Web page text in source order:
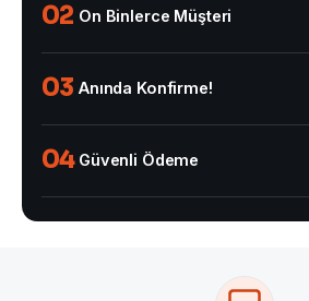
02 On Binlerce Müşteri
03 Anında Konfirme!
04 Güvenli Ödeme